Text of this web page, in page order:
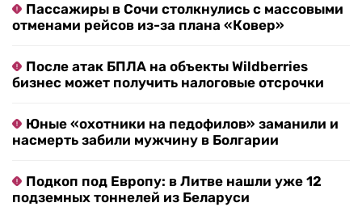
Пассажиры в Сочи столкнулись с массовыми
отменами рейсов из-за плана «Ковер»
После атак БПЛА на объекты Wildberries
бизнес может получить налоговые отсрочки
Юные «охотники на педофилов» заманили и
насмерть забили мужчину в Болгарии
Подкоп под Европу: в Литве нашли уже 12
подземных тоннелей из Беларуси